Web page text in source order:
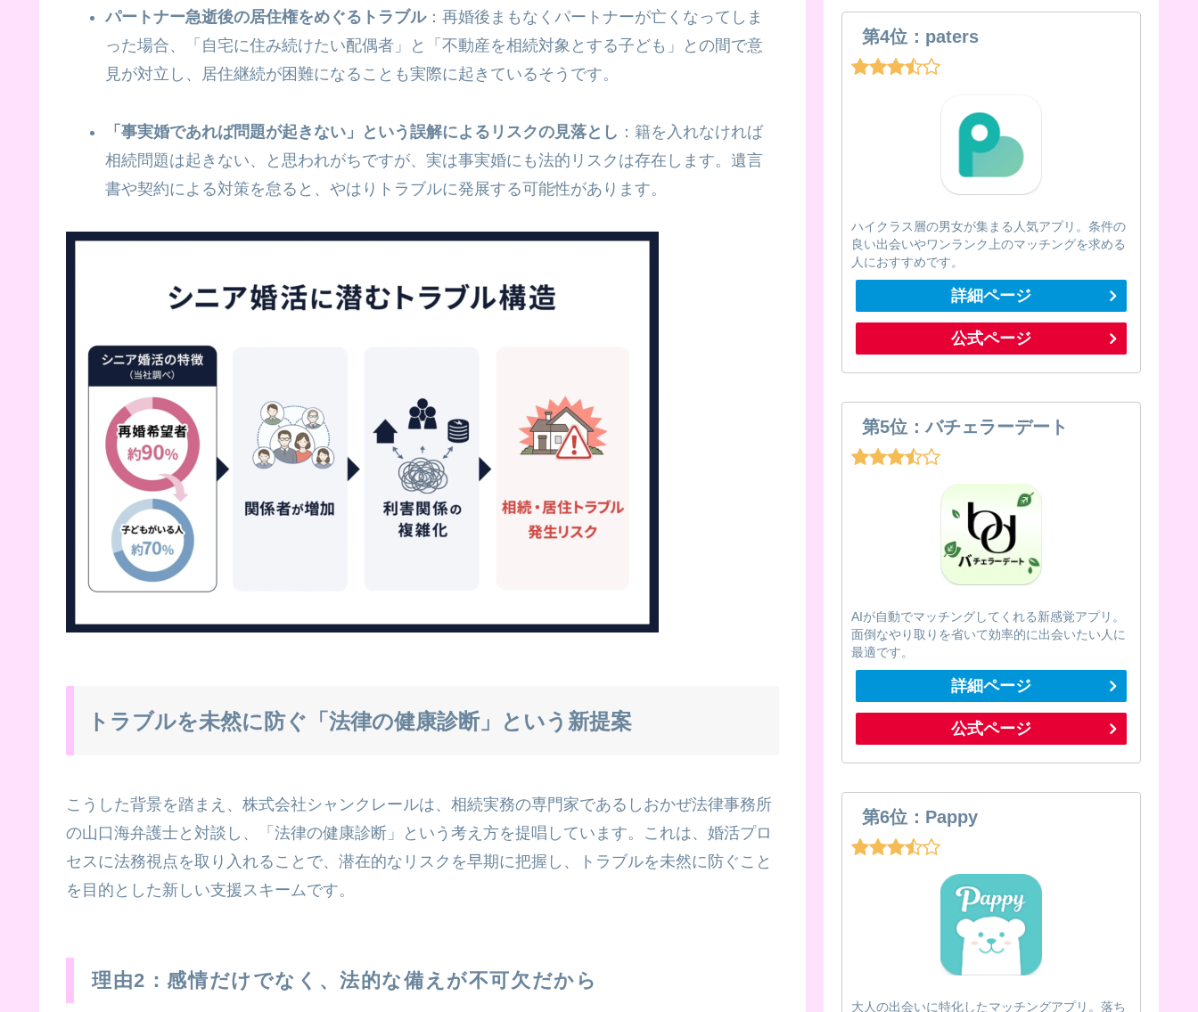
パートナー急逝後の居住権をめぐるトラブル：再婚後まもなくパートナーが亡くなってしま
った場合、「自宅に住み続けたい配偶者」と「不動産を相続対象とする子ども」との間で意
見が対立し、居住継続が困難になることも実際に起きているそうです。
「事実婚であれば問題が起きない」という誤解によるリスクの見落とし ：籍を入れなければ
相続問題は起きない、と思われがちですが、実は事実婚にも法的リスクは存在します。遺言
書や契約による対策を怠ると、やはりトラブルに発展する可能性があります。
トラブルを未然に防ぐ「法律の健康診断」という新提案
こうした背景を踏まえ、株式会社シャンクレールは、相続実務の専門家であるしおかぜ法律事務所
の山口海弁護士と対談し、「法律の健康診断」という考え方を提唱しています。これは、婚活プロ
セスに法務視点を取り入れることで、潜在的なリスクを早期に把握し、トラブルを未然に防ぐこと
を目的とした新しい支援スキームです。
理由2：感情だけでなく、法的な備えが不可欠だから
第4位：paters
ハイクラス層の男女が集まる人気アプリ。条件の
良い出会いやワンランク上のマッチングを求める
人におすすめです。
詳細ページ
公式ページ
第5位：バチェラーデート
AIが自動でマッチングしてくれる新感覚アプリ。
面倒なやり取りを省いて効率的に出会いたい人に
最適です。
詳細ページ
公式ページ
第6位：Pappy
大人の出会いに特化したマッチングアプリ。落ち